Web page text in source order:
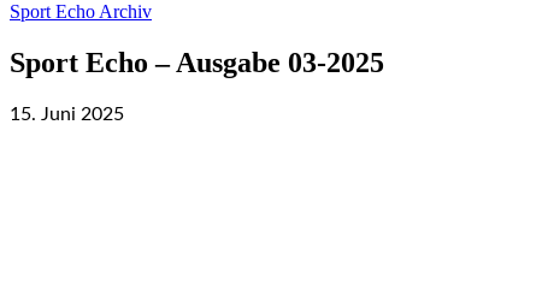
Sport Echo Archiv
Sport Echo – Ausgabe 03-2025
15. Juni 2025